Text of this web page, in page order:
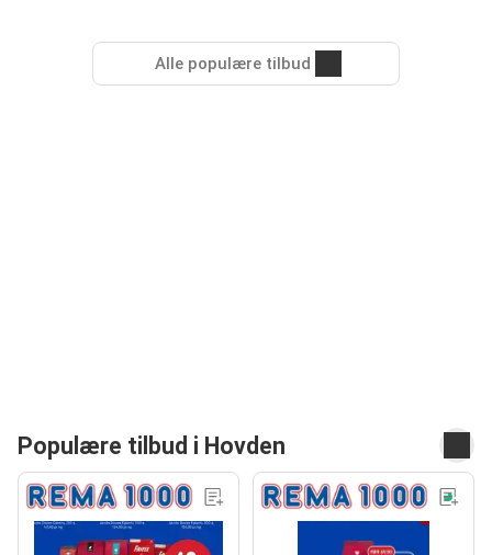
Alle populære tilbud
Populære tilbud i Hovden